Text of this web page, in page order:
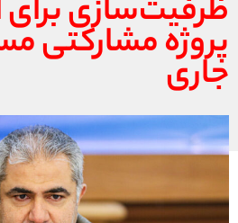
پروژه مشارکتی
جاری